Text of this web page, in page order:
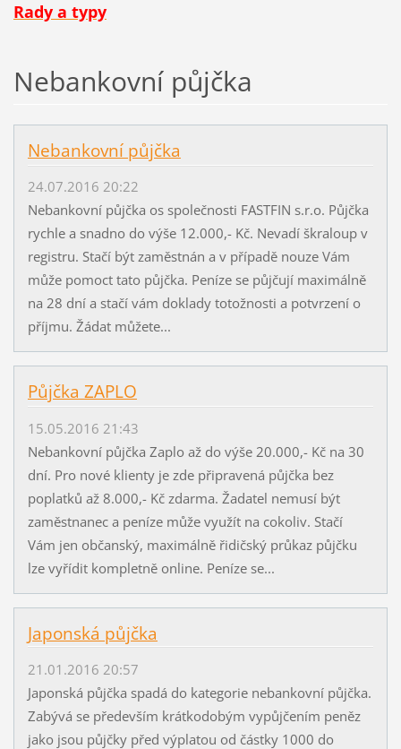
Rady a typy
Nebankovní půjčka
Nebankovní půjčka
24.07.2016 20:22
Nebankovní půjčka os společnosti FASTFIN s.r.o. Půjčka
rychle a snadno do výše 12.000,- Kč. Nevadí škraloup v
registru. Stačí být zaměstnán a v případě nouze Vám
může pomoct tato půjčka. Peníze se půjčují maximálně
na 28 dní a stačí vám doklady totožnosti a potvrzení o
příjmu. Žádat můžete...
Půjčka ZAPLO
15.05.2016 21:43
Nebankovní půjčka Zaplo až do výše 20.000,- Kč na 30
dní. Pro nové klienty je zde připravená půjčka bez
poplatků až 8.000,- Kč zdarma. Žadatel nemusí být
zaměstnanec a peníze může využít na cokoliv. Stačí
Vám jen občanský, maximálně řidičský průkaz půjčku
lze vyřídit kompletně online. Peníze se...
Japonská půjčka
21.01.2016 20:57
Japonská půjčka spadá do kategorie nebankovní půjčka.
Zabývá se především krátkodobým vypůjčením peněz
jako jsou půjčky před výplatou od částky 1000 do